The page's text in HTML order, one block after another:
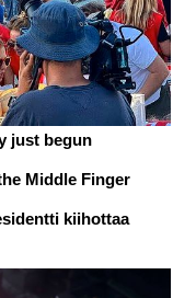
just begun
Middle Finger
kiihottaa